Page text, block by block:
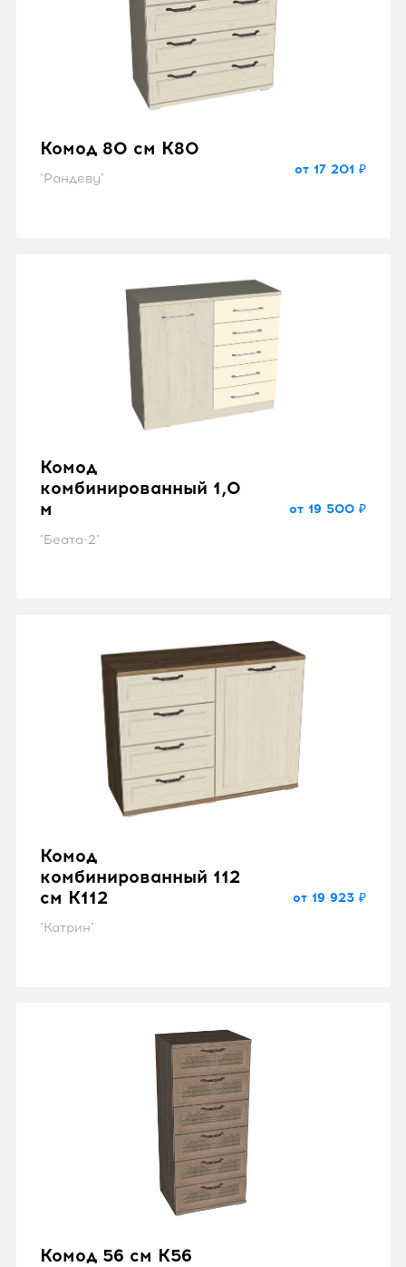
Комод 80 см K80
"Рандеву"
от 17 201 ₽
Комод
комбинированный 1,0
м
"Беата-2"
от 19 500 ₽
Комод
комбинированный 112
см K112
"Катрин"
от 19 923 ₽
Комод 56 см K56